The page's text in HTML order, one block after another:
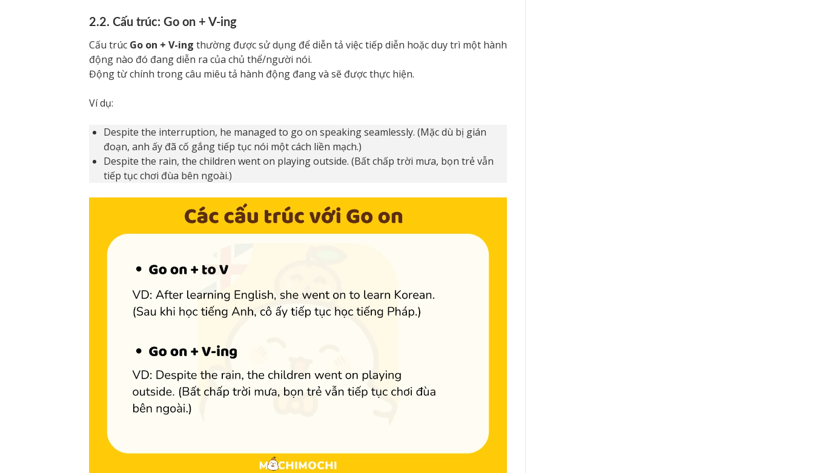
2.2. Cấu trúc: Go on + V-ing
Cấu trúc Go on + V-ing thường được sử dụng để diễn tả việc tiếp diễn hoặc duy trì một hành
động nào đó đang diễn ra của chủ thể/người nói.
Động từ chính trong câu miêu tả hành động đang và sẽ được thực hiện.
Ví dụ:
Despite the interruption, he managed to go on speaking seamlessly. (Mặc dù bị gián
đoạn, anh ấy đã cố gắng tiếp tục nói một cách liền mạch.)
Despite the rain, the children went on playing outside. (Bất chấp trời mưa, bọn trẻ vẫn
tiếp tục chơi đùa bên ngoài.)